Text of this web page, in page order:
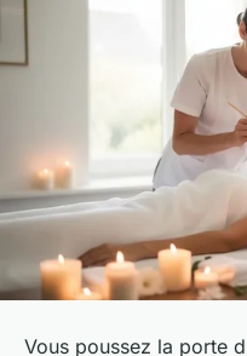
Vous poussez la porte